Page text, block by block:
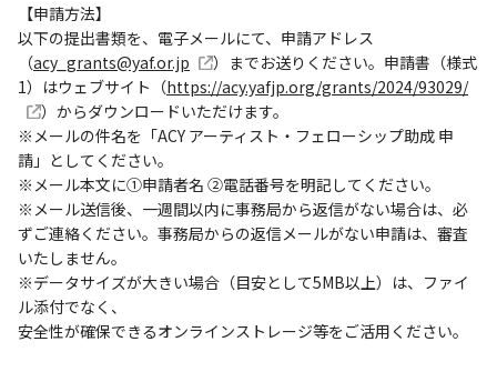
【申請方法】
以下の提出書類を、電子メールにて、申請アドレス
（acy_grants@yaf.or.jp
）までお送りください。申請書（様式
1）はウェブサイト（https://acy.yafjp.org/grants/2024/93029/
）からダウンロードいただけます。
※メールの件名を「ACY アーティスト・フェローシップ助成 申
請」としてください。
※メール本文に①申請者名 ②電話番号を明記してください。
※メール送信後、一週間以内に事務局から返信がない場合は、必
ずご連絡ください。事務局からの返信メールがない申請は、審査
いたしません。
※データサイズが大きい場合（目安として5MB以上）は、ファイ
ル添付でなく、
安全性が確保できるオンラインストレージ等をご活用ください。